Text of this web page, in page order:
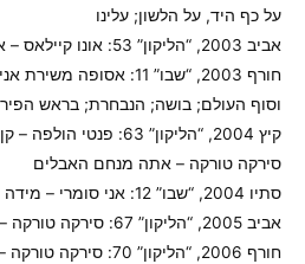
על כף היד, על הלשון; עלינו
אביב 2003, “הליקון” 53: אונו קיילאס – אביב באספלנאדי
חורף 2003, “שבו” 11:
וסוף העולם; בושה; הנבחרת; בראש
קיץ 2004, “הליקון” 63: פנטי הולפה – קן בתוכי
סירקה טורקה – אתה מנחם האבלים
סתיו 2004, “שבו” 12: אני סומרי – מידה וכמות
אביב 2005, “הליקון” 67: סירקה טורקה – האם השתגעתי
חורף 2006, “הליקון” 70: סירקה טורקה – הסתיו בא, בן הירח